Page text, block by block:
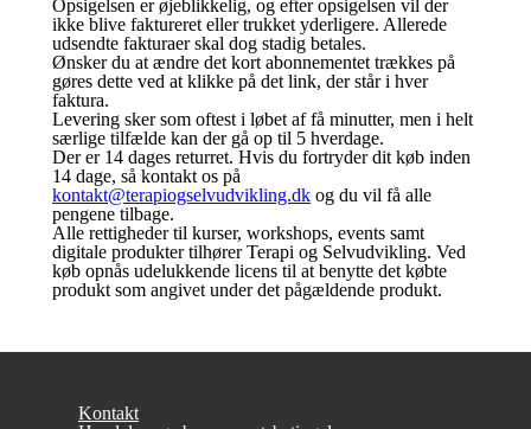
Opsigelsen er øjeblikkelig, og efter opsigelsen vil der
ikke blive faktureret eller trukket yderligere. Allerede
udsendte fakturaer skal dog stadig betales.
Ønsker du at ændre det kort abonnementet trækkes på
gøres dette ved at klikke på det link, der står i hver
faktura.
Levering sker som oftest i løbet af få minutter, men i helt
særlige tilfælde kan der gå op til 5 hverdage.
Der er 14 dages returret. Hvis du fortryder dit køb inden
14 dage, så kontakt os på
kontakt@terapiogselvudvikling.dk og du vil få alle
pengene tilbage.
Alle rettigheder til kurser, workshops, events samt
digitale produkter tilhører Terapi og Selvudvikling. Ved
køb opnås udelukkende licens til at benytte det købte
produkt som angivet under det pågældende produkt.
Kontakt